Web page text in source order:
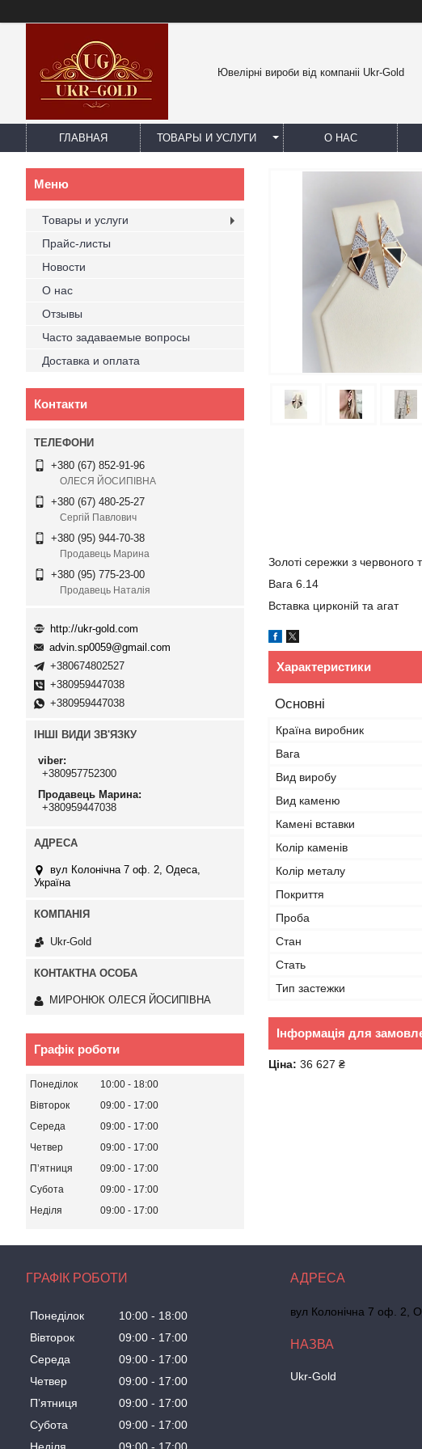
Ювелірні вироби від компаніі Ukr-Gold
ГЛАВНАЯ ТОВАРЫ И УСЛУГИ О НАС
Золоті сережки з червоного
Вага 6.14
Вставка цирконій та агат
Характеристики
Основні
Країна виробник
Вага
Вид виробу
Вид каменю
Камені вставки
Колір каменів
Колір металу
Покриття
Проба
Стан
Стать
Тип застежки
Інформація для
Ціна: 36 627 ₴
Товары и услуги
Прайс-листы
Новости
О нас
Отзывы
Часто задаваемые вопросы
Доставка и оплата
Контакти
+380 (67) 852-91-96
ОЛЕСЯ ЙОСИПІВНА
+380 (67) 480-25-27
Сергій Павлович
+380 (95) 944-70-38
Продавець Марина
+380 (95) 775-23-00
Продавець Наталія
http://ukr-gold.com
advin.sp0059@gmail.com
+380674802527
+380959447038
+380959447038
ІНШІ ВИДИ ЗВ'ЯЗКУ
viber
+380957752300
Продавець Марина
+380959447038
вул Колонічна 7 оф. 2, Одеса,
Україна
Ukr-Gold
МИРОНЮК ОЛЕСЯ ЙОСИПІВНА
Графік роботи
Понеділок 10:00
18:00
Вівторок
09:00
17:00
Середа
09:00
17:00
Четвер
09:00
17:00
Пʼятниця
09:00
17:00
Субота
09:00
17:00
Неділя
09:00 17:00
ГРАФІК РОБОТИ
Понеділок 10:00
18:00
Вівторок
09:00
17:00
Середа
09:00
17:00
Четвер
09:00
17:00
Пʼятниця
09:00
17:00
Субота
09:00
17:00
Неділя
09:00 17:00
вул Колонічна 7 оф. 2,
Ukr-Gold